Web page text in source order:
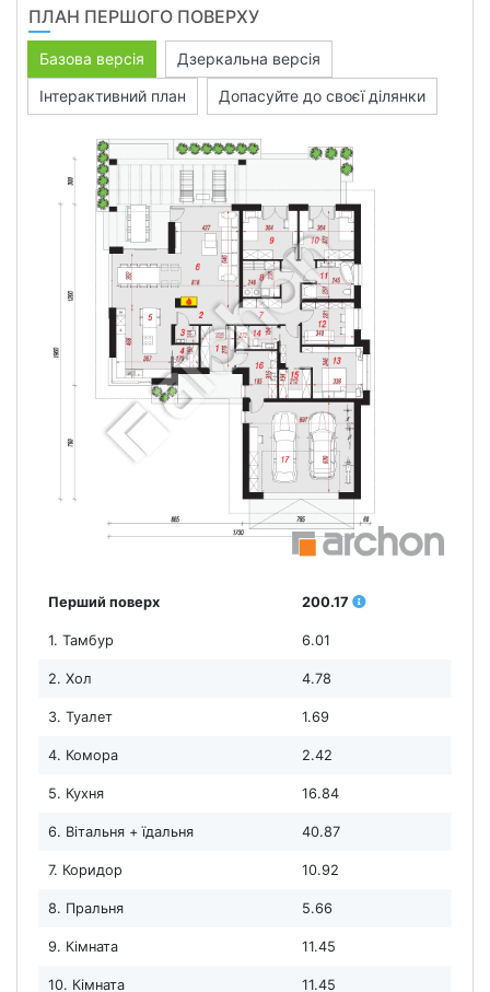
ПЛАН ПЕРШОГО ПОВЕРХУ
Базова версія
Дзеркальна версія
Інтерактивний план
Допасуйте до своєї ділянки
Перший поверх 200.17
1. Тамбур 6.01
2. Хол 4.78
3. Туалет 1.69
4. Комора 2.42
5. Кухня 16.84
6. Вітальня + їдальня 40.87
7. Коридор 10.92
8. Пральня 5.66
9. Кімната 11.45
10. Кімната 11.45